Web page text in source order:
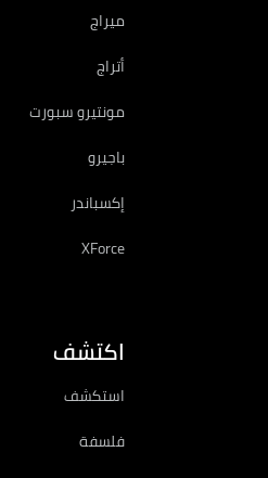
ميراج
أتراج
مونتيرو سبورت
باجيرو
إكسباندر
XForce
اكتشف
استكشف
فلسفة